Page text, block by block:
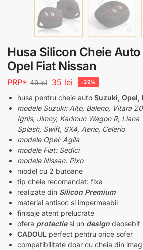
Husa Silicon Cheie
Opel Fiat Nissan
PRP* 49lei 35 lei -29%
husa pentru cheie auto Suzuki, Opel,
modele Suzuki: Alto, Baleno, Vitara
Ignis, Jimny, Karimun Wagon R, Liana
Splash, Swift, SX4, Aerio, Celerio
modele Opel: Agila
modele Fiat: Sedici
modele Nissan: Pixo
model cu 2 butoane
tip cheie recomandat: fixa
realizate din Silicon Premium
material antisoc si impermeabil
finisaje atent prelucrate
ofera protectiesi un design deosebit
CADOUL perfect pentru orice sofer
compatibilitate doar cu cheia din